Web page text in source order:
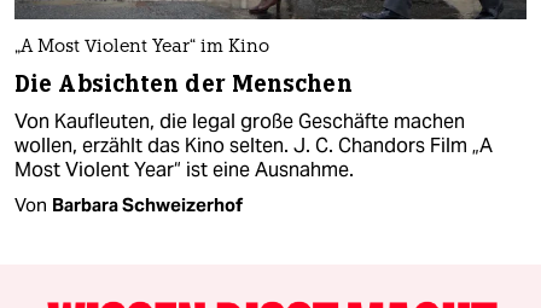
„A Most Violent Year“ im Kino
Die Absichten der Menschen
Von Kaufleuten, die legal große Geschäfte machen
wollen, erzählt das Kino selten. J. C. Chandors Film „A
Most Violent Year“ ist eine Ausnahme.
Von Barbara Schweizerhof